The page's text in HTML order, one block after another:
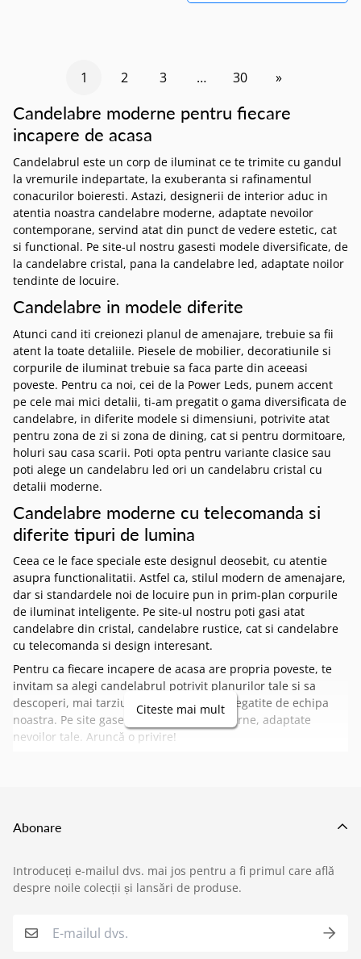
1 2 3 … 30 »
Candelabre moderne pentru fiecare
incapere de acasa
Candelabrul este un corp de iluminat ce te trimite cu gandul
la vremurile indepartate, la exuberanta si rafinamentul
conacurilor boieresti. Astazi, designerii de interior aduc in
atentia noastra candelabre moderne, adaptate nevoilor
contemporane, servind atat din punct de vedere estetic, cat
si functional. Pe site-ul nostru gasesti modele diversificate, de
la candelabre cristal, pana la candelabre led, adaptate noilor
tendinte de locuire.
Candelabre in modele diferite
Atunci cand iti creionezi planul de amenajare, trebuie sa fii
atent la toate detaliile. Piesele de mobilier, decoratiunile si
corpurile de iluminat trebuie sa faca parte din aceeasi
poveste. Pentru ca noi, cei de la Power Leds, punem accent
pe cele mai mici detalii, ti-am pregatit o gama diversificata de
candelabre, in diferite modele si dimensiuni, potrivite atat
pentru zona de zi si zona de dining, cat si pentru dormitoare,
holuri sau casa scarii. Poti opta pentru variante clasice sau
poti alege un candelabru led ori un candelabru cristal cu
detalii moderne.
Candelabre moderne cu telecomanda si
diferite tipuri de lumina
Ceea ce le face speciale este designul deosebit, cu atentie
asupra functionalitatii. Astfel ca, stilul modern de amenajare,
dar si standardele noi de locuire pun in prim-plan corpurile
de iluminat inteligente. Pe site-ul nostru poti gasi atat
candelabre din cristal, candelabre rustice, cat si candelabre
cu telecomanda si design interesant.
Pentru ca fiecare incapere de acasa are propria poveste, te
invitam sa alegi candelabrul potrivit planurilor tale si sa
descoperi, mai tarziu, celelalte colectii pregatite de echipa
noastra. Pe site gasesti si
moderne, adaptate
nevoilor tale. Aruncă o privire!
Citeste mai mult
Abonare
Introduceți e-mailul dvs. mai jos pentru a fi primul care află
despre noile colecții și lansări de produse.
Service si garantii ›